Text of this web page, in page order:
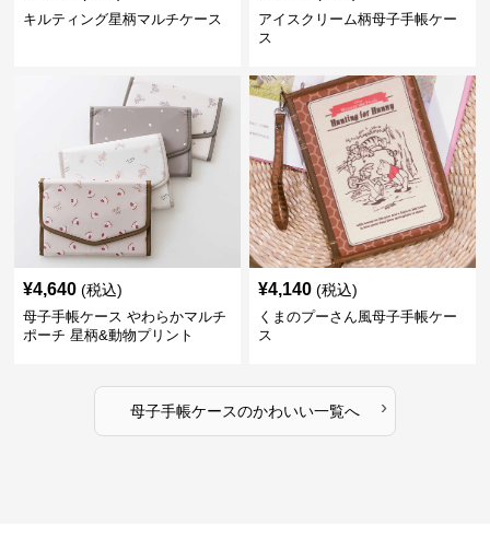
キルティング星柄マルチケース
アイスクリーム柄母子手帳ケー
ス
¥4,640 (税込)
母子手帳ケース やわらかマルチ
ポーチ 星柄&動物プリント
¥4,140 (税込)
くまのプーさん風母子手帳ケー
ス
母子手帳ケースのかわいい一覧へ ›